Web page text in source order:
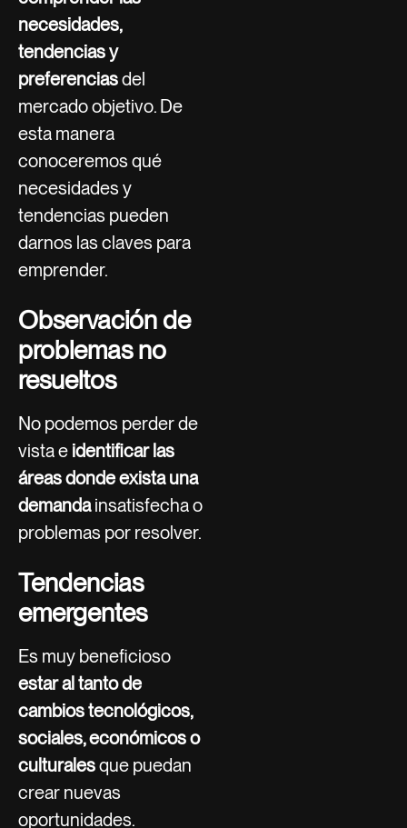
necesidades,
tendencias y
preferenciasdel
mercado objetivo. De
esta manera
conoceremos qué
necesidades y
tendencias pueden
darnos las claves para
emprender.
Observación de
problemas no
resueltos
No podemos perder de
vista e identificar las
áreas donde exista una
demandainsatisfecha o
problemas por resolver.
Tendencias
emergentes
Es muy beneficioso
estar al tanto de
cambios tecnológicos,
sociales, económicos o
culturalesque puedan
crear nuevas
oportunidades.